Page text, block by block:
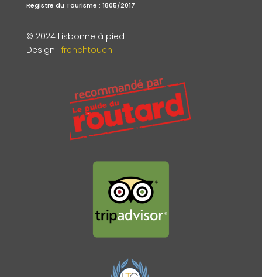
Registre du Tourisme : 1805/2017
© 2024 Lisbonne à pied
Design : frenchtouch.